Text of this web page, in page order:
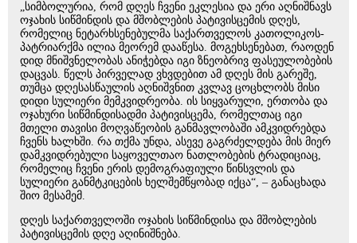
„სიმბოლურია, რომ დღეს ჩვენი ეკლესია და ერი აღნიშნავს
ოჯახის სიწმინდის და მშობლების პატივისცემის დღეს,
რომელიც ნეტარხსენებულმა საქართველოს კათოლიკოს-
პატრიარქმა ილია მეორემ დააწესა. მოგეხსენებათ, რაოდენ
დიდ მნიშვნელობას ანიჭებდა იგი ზნეობრივ ფასეულობების
დაცვას. წელს პირველად ვხვდებით ამ დღეს მის გარეშე,
თუმცა დღესასწაულის აღნიშვნით კვლავ ცოცხლობს მისი
დიდი სულიერი მემკვიდრეობა. ის სიყვარული, ერთობა და
ოჯახური სიწმინდისადმი პატივისცემა, რომელთაც იგი
მთელი თავისი მოღვაწეობის განმავლობაში ამკვიდრებდა
ჩვენს ხალხში. რა თქმა უნდა, ასევე გაგრძელდება მის მიერ
დამკვიდრებული საყოველთაო ნათლობების ტრადიციაც,
რომელიც ჩვენი ერის დემოგრაფიული წინსვლის და
სულიერი განმტკიცების ხელშემწყობად იქცა“, – განაცხადა
შიო მესამემ.
დღეს საქართველოში ოჯახის სიწმინდისა და მშობლების
პატივისცემის დღე აღინიშნება.